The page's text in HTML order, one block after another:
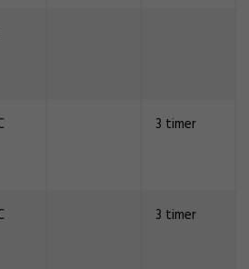
3 timer
3 timer